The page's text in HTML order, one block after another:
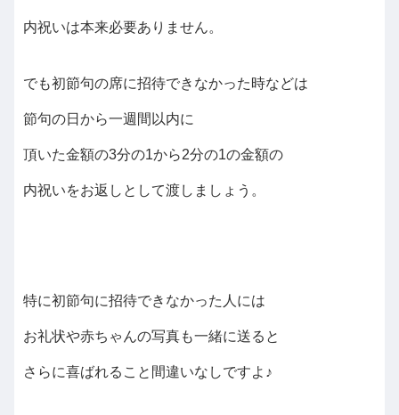
内祝いは本来必要ありません。
でも初節句の席に招待できなかった時などは
節句の日から一週間以内に
頂いた金額の3分の1から2分の1の金額の
内祝いをお返しとして渡しましょう。
特に初節句に招待できなかった人には
お礼状や赤ちゃんの写真も一緒に送ると
さらに喜ばれること間違いなしですよ♪